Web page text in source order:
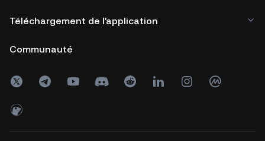
Téléchargement de l'application
Communauté